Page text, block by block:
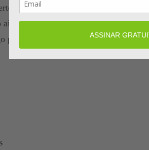
e fidelidade do cooperado
mais consolidada e duradoura.
que a EZZE está buscando”,